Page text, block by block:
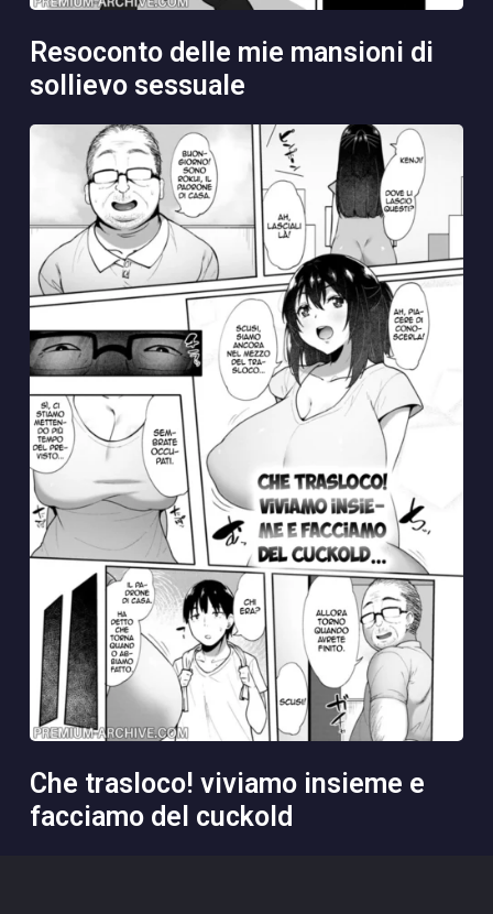
resoconto delle mie mansioni di
sollievo sessuale
che trasloco! viviamo insieme e
facciamo del cuckold